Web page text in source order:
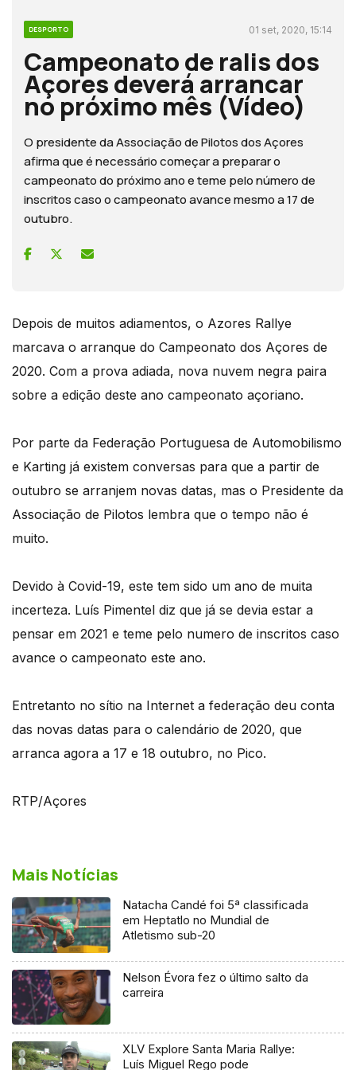
DESPORTO 01 set, 2020, 15:14
Campeonato de ralis dos
Açores deverá arrancar
no próximo mês (Vídeo)
O presidente da Associação de Pilotos dos Açores
afirma que é necessário começar a preparar o
campeonato do próximo ano e teme pelo número de
inscritos caso o campeonato avance mesmo a 17 de
outubro.
Depois de muitos adiamentos, o Azores Rallye
marcava o arranque do Campeonato dos Açores de
2020. Com a prova adiada, nova nuvem negra paira
sobre a edição deste ano campeonato açoriano.
Por parte da Federação Portuguesa de Automobilismo
e Karting já existem conversas para que a partir de
outubro se arranjem novas datas, mas o Presidente da
Associação de Pilotos lembra que o tempo não é
muito.
Devido à Covid-19, este tem sido um ano de muita
incerteza. Luís Pimentel diz que já se devia estar a
pensar em 2021 e teme pelo numero de inscritos caso
avance o campeonato este ano.
Entretanto no sítio na Internet a federação deu conta
das novas datas para o calendário de 2020, que
arranca agora a 17 e 18 outubro, no Pico.
RTP/Açores
Mais Notícias
Natacha Candé foi 5ª classificada
em Heptatlo no Mundial de
Atletismo sub-20
Nelson Évora fez o último salto da
carreira
XLV Explore Santa Maria Rallye:
Luís Miguel Rego pode